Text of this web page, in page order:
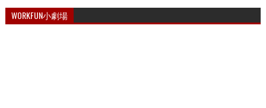
WORKFUN小劇場